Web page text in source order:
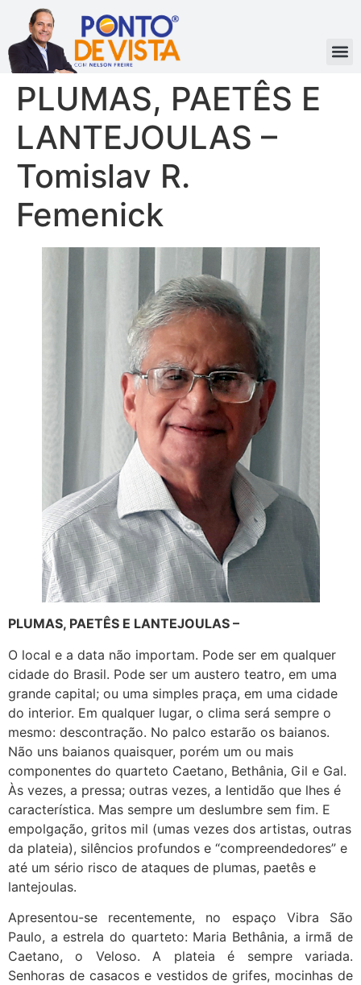
PLUMAS, PAETÊS E
LANTEJOULAS –
Tomislav R.
Femenick
PLUMAS, PAETÊS E LANTEJOULAS –
O local e a data não importam. Pode ser em qualquer
cidade do Brasil. Pode ser um austero teatro, em uma
grande capital; ou uma simples praça, em uma cidade
do interior. Em qualquer lugar, o clima será sempre o
mesmo: descontração. No palco estarão os baianos.
Não uns baianos quaisquer, porém um ou mais
componentes do quarteto Caetano, Bethânia, Gil e Gal.
Às vezes, a pressa; outras vezes, a lentidão que lhes é
característica. Mas sempre um deslumbre sem fim. E
empolgação, gritos mil (umas vezes dos artistas, outras
da plateia), silêncios profundos e “compreendedores” e
até um sério risco de ataques de plumas, paetês e
lantejoulas.
Apresentou-se recentemente, no espaço Vibra São
Paulo, a estrela do quarteto: Maria Bethânia, a irmã de
Caetano, o Veloso. A plateia é sempre variada.
Senhoras de casacos e vestidos de grifes, mocinhas de